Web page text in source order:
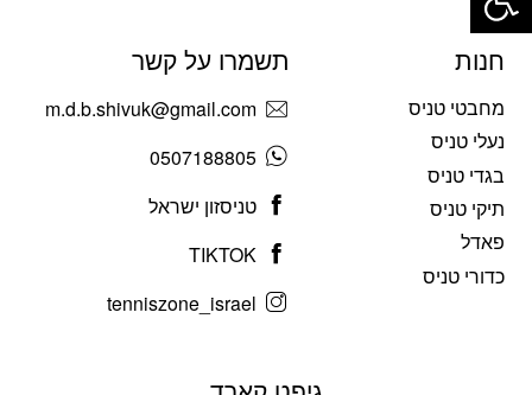
חנות
מחבטי טניס
נעלי טניס
בגדי טניס
תיקי טניס
פאדל
כדורי טניס
תשמרו על קשר
m.d.b.shivuk@gmail.com
0507188805
טניסזון ישראל
TIKTOK
tenniszone_israel